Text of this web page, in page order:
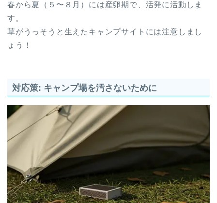
春から夏（ ５〜８月 ）には産卵期で、活発に活動しま
す。
草がうっそうと生えたキャンプサイトには注意しまし
ょう！
対応策: キャンプ場を汚さないために